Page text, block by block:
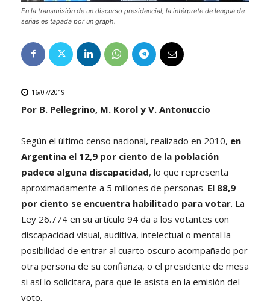
En la transmisión de un discurso presidencial, la intérprete de lengua de
señas es tapada por un graph.
16/07/2019
Por B. Pellegrino, M. Korol y V. Antonuccio
Según el último censo nacional, realizado en 2010, en
Argentina el 12,9 por ciento de la población
padece alguna discapacidad, lo que representa
aproximadamente a 5 millones de personas. El 88,9
por ciento se encuentra habilitado para votar. La
Ley 26.774 en su artículo 94 da a los votantes con
discapacidad visual, auditiva, intelectual o mental la
posibilidad de entrar al cuarto oscuro acompañado por
otra persona de su confianza, o el presidente de mesa
si así lo solicitara, para que le asista en la emisión del
voto.